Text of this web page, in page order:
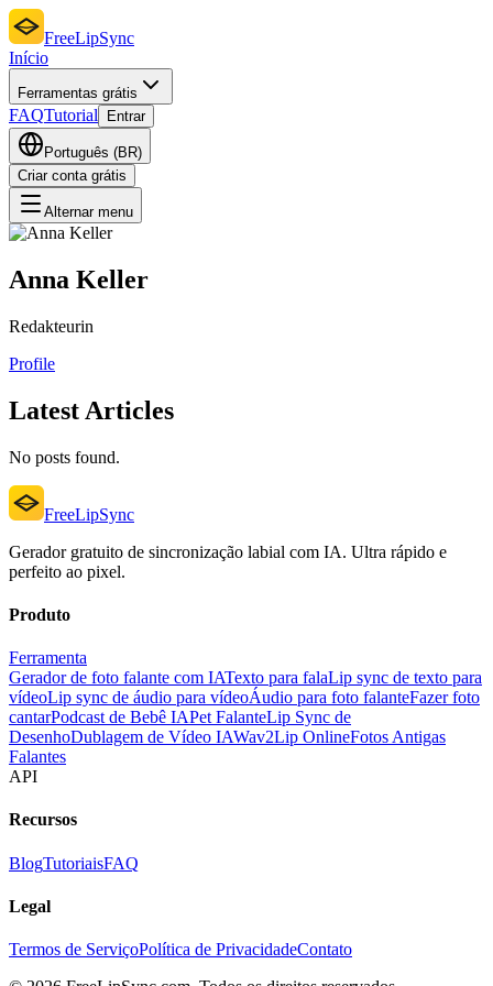
FreeLipSync
Início
Ferramentas grátis
FAQTutorial Entrar
Português (BR)
Criar conta grátis
Alternar menu
Anna Keller
Redakteurin
Profile
Latest Articles
No posts found.
FreeLipSync
Gerador gratuito de sincronização labial com IA. Ultra rápido e
perfeito ao pixel.
Produto
Ferramenta
Gerador de foto falante com IATexto para falaLip sync de texto para
vídeoLip sync de áudio para vídeoÁudio para foto falanteFazer foto
cantarPodcast de Bebê IAPet FalanteLip Sync de
DesenhoDublagem de Vídeo IAWav2Lip OnlineFotos Antigas
Falantes
API
Recursos
BlogTutoriaisFAQ
Legal
Termos de ServiçoPolítica de PrivacidadeContato